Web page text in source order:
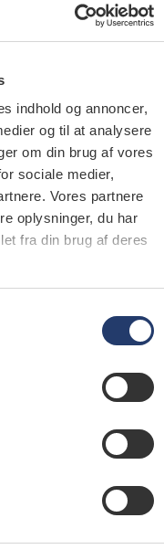
indhold og annoncer,
og til at analysere
om din brug af vores
sociale medier,
Vores partnere
oplysninger, du har
fra din brug af deres
Gode
og
en kæde og
har brug
til torsdag.
. Vagter til 13.15